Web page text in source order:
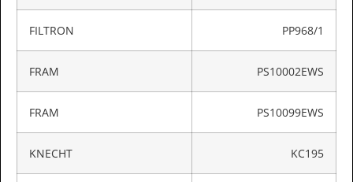
FILTRON PP968/1
FRAM PS10002EWS
FRAM PS10099EWS
KNECHT KC195